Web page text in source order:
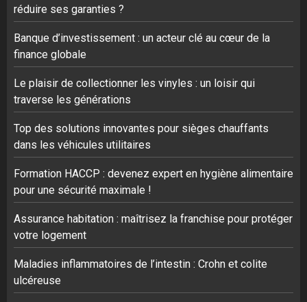
réduire ses garanties ?
Banque d’investissement : un acteur clé au cœur de la
finance globale
Le plaisir de collectionner les vinyles : un loisir qui
traverse les générations
Top des solutions innovantes pour sièges chauffants
dans les véhicules utilitaires
Formation HACCP : devenez expert en hygiène alimentaire
pour une sécurité maximale !
Assurance habitation : maîtrisez la franchise pour protéger
votre logement
Maladies inflammatoires de l’intestin : Crohn et colite
ulcéreuse